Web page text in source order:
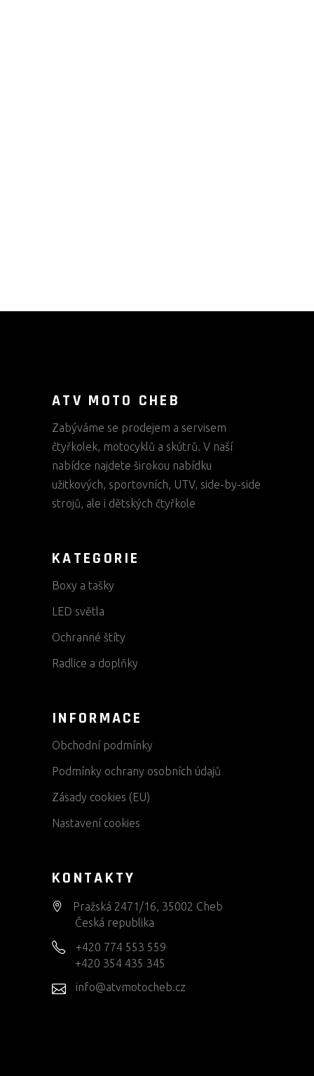
ATV MOTO CHEB
Zabýváme se prodejem a servisem
čtyřkolek, motocyklů a skútrů. V naší
nabídce najdete širokou nabídku
užitkových, sportovních, UTV, side-by-side
strojů, ale i dětských čtyřkole
KATEGORIE
Boxy a tašky
LED světla
Ochranné štíty
Radlice a doplňky
INFORMACE
Obchodní podmínky
Podmínky ochrany osobních údajů
Zásady cookies (EU)
Nastavení cookies
KONTAKTY
Pražská 2471/16, 35002 Cheb
Česká republika
+420 774 553 559
+420 354 435 345
info@atvmotocheb.cz